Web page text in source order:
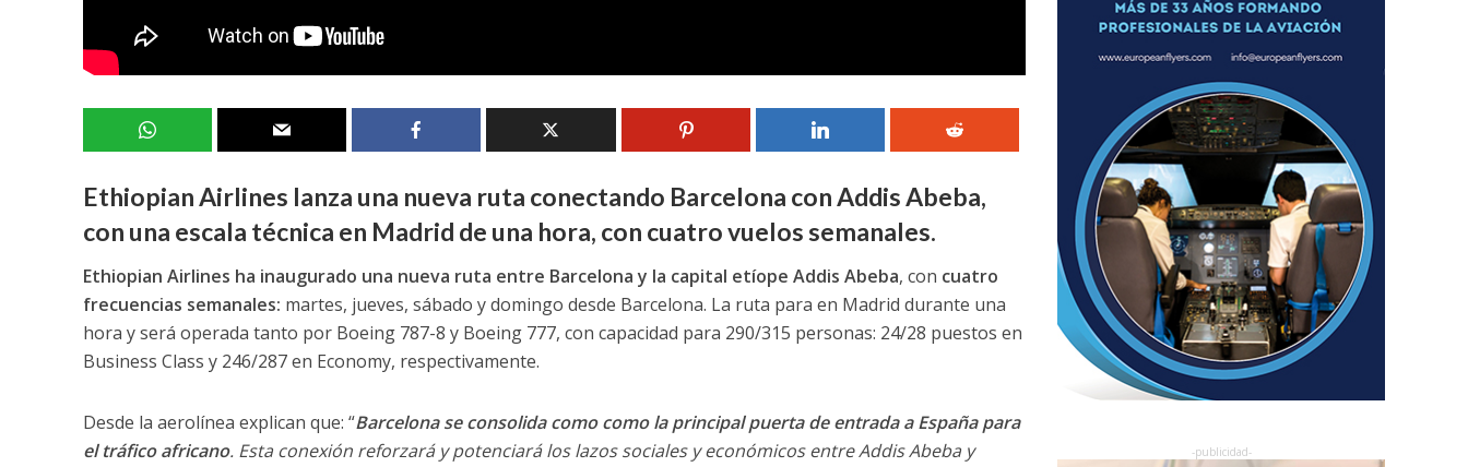
Ethiopian Airlines lanza una nueva ruta conectando Barcelona con Addis Abeba,
con una escala técnica en Madrid de una hora, con cuatro vuelos semanales.
Ethiopian Airlines ha inaugurado una nueva ruta entre Barcelona y la capital etíope Addis Abeba, con cuatro
frecuencias semanales: martes, jueves, sábado y domingo desde Barcelona. La ruta para en Madrid durante una
hora y será operada tanto por Boeing 787-8 y Boeing 777, con capacidad para 290/315 personas: 24/28 puestos en
Business Class y 246/287 en Economy, respectivamente.
Desde la aerolínea explican que: “Barcelona se consolida como como la principal puerta de entrada a España para
el tráfico africano. Esta conexión reforzará y potenciará los lazos sociales y económicos entre Addis Abeba y